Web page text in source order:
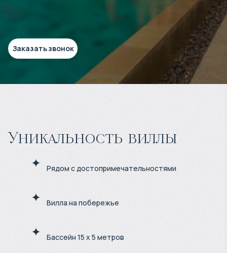
Заказать звонок
Уникальность виллы
Рядом с достопримечательностями
Вилла на побережье
Бассейн 15 х 5 метров